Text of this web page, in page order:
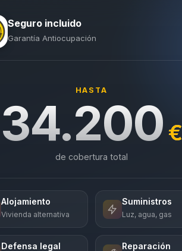
Seguro incluido
Garantía Antiocupación
HASTA
34.200 €
de cobertura total
Alojamiento
Vivienda alternativa
Suministros
Luz, agua, gas
Defensa legal Reparación